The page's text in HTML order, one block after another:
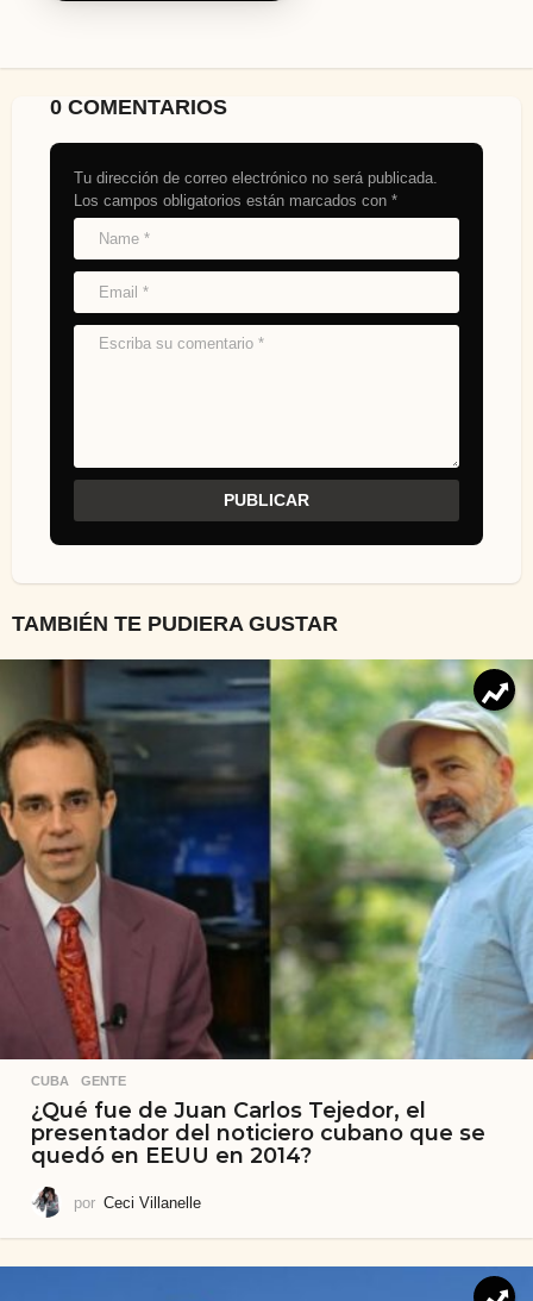
0 COMENTARIOS
Tu dirección de correo electrónico no será publicada.
Los campos obligatorios están marcados con *
TAMBIÉN TE PUDIERA GUSTAR
CUBA ,GENTE
¿Qué fue de Juan Carlos Tejedor, el
presentador del noticiero cubano que se
quedó en EEUU en 2014?
por Ceci Villanelle